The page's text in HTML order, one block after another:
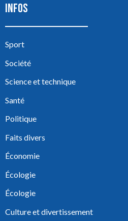
INFOS
Sport
Société
Science et technique
Santé
Politique
Faits divers
Économie
Écologie
Écologie
Culture et divertissement